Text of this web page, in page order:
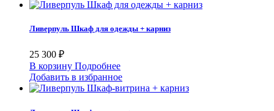
Ливерпуль Шкаф для одежды + карниз
25 300 ₽
В корзину Подробнее
Добавить в избранное